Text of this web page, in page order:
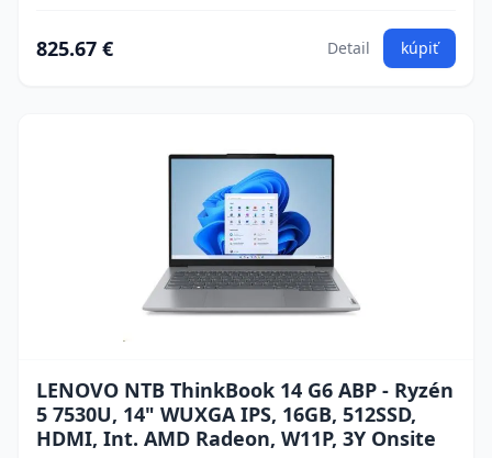
825.67 € Detail kúpiť
LENOVO NTB ThinkBook 14 G6 ABP - Ryzén
5 7530U, 14" WUXGA IPS, 16GB, 512SSD,
HDMI, Int. AMD Radeon, W11P, 3Y Onsite